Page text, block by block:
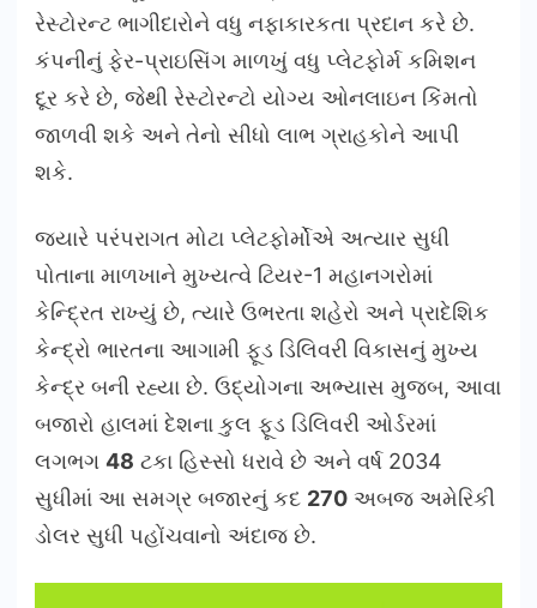
રેસ્ટોરન્ટ ભાગીદારોને વધુ નફાકારકતા પ્રદાન કરે છે.
કંપનીનું ફેર-પ્રાઇસિંગ માળખું વધુ પ્લેટફોર્મ કમિશન
દૂર કરે છે, જેથી રેસ્ટોરન્ટો યોગ્ય ઓનલાઇન કિંમતો
જાળવી શકે અને તેનો સીધો લાભ ગ્રાહકોને આપી
શકે.
જ્યારે પરંપરાગત મોટા પ્લેટફોર્મોએ અત્યાર સુધી
પોતાના માળખાને મુખ્યત્વે ટિયર-1 મહાનગરોમાં
કેન્દ્રિત રાખ્યું છે, ત્યારે ઉભરતા શહેરો અને પ્રાદેશિક
કેન્દ્રો ભારતના આગામી ફૂડ ડિલિવરી વિકાસનું મુખ્ય
કેન્દ્ર બની રહ્યા છે. ઉદ્યોગના અભ્યાસ મુજબ, આવા
બજારો હાલમાં દેશના કુલ ફૂડ ડિલિવરી ઓર્ડરમાં
લગભગ 48 ટકા હિસ્સો ધરાવે છે અને વર્ષ 2034
સુધીમાં આ સમગ્ર બજારનું કદ 270 અબજ અમેરિકી
ડોલર સુધી પહોંચવાનો અંદાજ છે.